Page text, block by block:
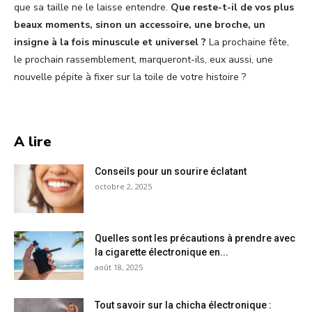
que sa taille ne le laisse entendre. Que reste-t-il de vos plus
beaux moments, sinon un accessoire, une broche, un
insigne à la fois minuscule et universel ? La prochaine fête,
le prochain rassemblement, marqueront-ils, eux aussi, une
nouvelle pépite à fixer sur la toile de votre histoire ?
A lire
Conseils pour un sourire éclatant
octobre 2, 2025
Quelles sont les précautions à prendre avec
la cigarette électronique en...
août 18, 2025
Tout savoir sur la chicha électronique :